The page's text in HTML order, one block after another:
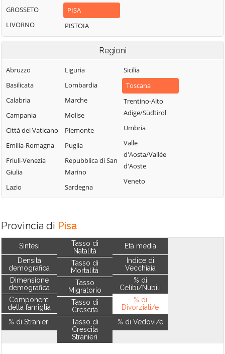
GROSSETO
LIVORNO
PISA
PISTOIA
Regioni
Abruzzo
Basilicata
Calabria
Campania
Città del Vaticano
Emilia-Romagna
Friuli-Venezia
Giulia
Lazio
Liguria
Lombardia
Marche
Molise
Piemonte
Puglia
Repubblica di San
Marino
Sardegna
Sicilia
Toscana
Trentino-Alto
Adige/Südtirol
Umbria
Valle
d'Aosta/Vallée
d'Aoste
Veneto
Provincia di Pisa
Sintesi
Densità
demografica
Dimensione
demografica
Componenti
della famiglia
% di Stranieri
Tasso di
Natalità
Tasso di
Mortalità
Tasso
Migratorio
Tasso di
Crescita
Tasso di
Crescita
Stranieri
Età media
Indice di
Vecchiaia
% di
Celibi/Nubili
% di
Divorziati/e
% di Vedovi/e